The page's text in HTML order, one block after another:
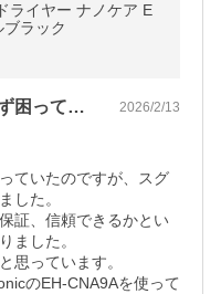
ライヤー ナノケア E
ラック
急な故障でドライヤーが使えず困っていた… 2026/2/13
ていたのですが、スグ
した。
証、信頼できるかとい
ました。
思っています。
のEH-CNA9Aを使って